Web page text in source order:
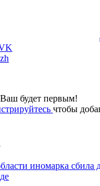
будет первым!
чтобы